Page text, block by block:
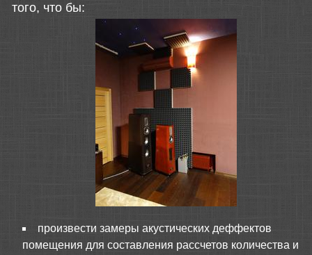
того, что бы:
произвести замеры акустических деффектов
помещения для составления рассчетов количества и